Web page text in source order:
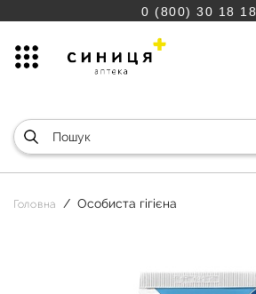
0 (800) 30 18 18
Головна Особиста гігієна